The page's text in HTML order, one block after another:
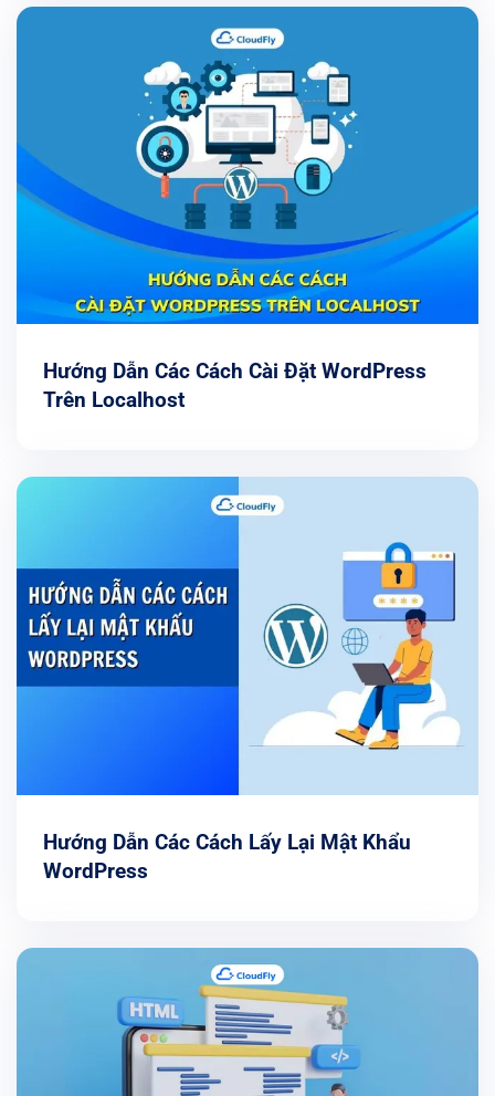
Hướng Dẫn Các Cách Cài Đặt WordPress
Trên Localhost
Hướng Dẫn Các Cách Lấy Lại Mật Khẩu
WordPress